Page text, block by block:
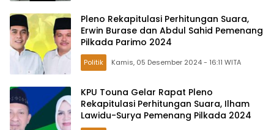
Pleno Rekapitulasi Perhitungan Suara,
Erwin Burase dan Abdul Sahid Pemenang
Pilkada Parimo 2024
Politik Kamis, 05 Desember 2024 - 16:11 WITA
KPU Touna Gelar Rapat Pleno
Rekapitulasi Perhitungan Suara, Ilham
Lawidu-Surya Pemenang Pilkada 2024